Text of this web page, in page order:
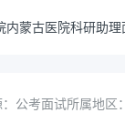
内蒙古医院科研助
公考面试所属地区